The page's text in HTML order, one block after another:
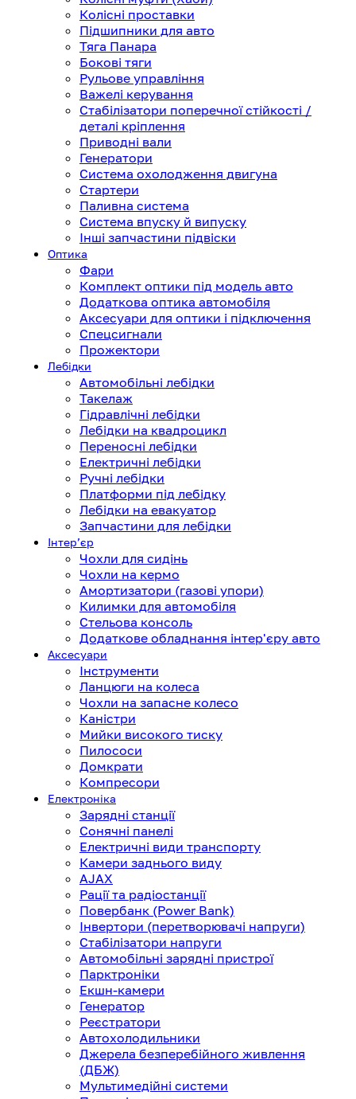
Колісні проставки
Підшипники для авто
Тяга Панара
Бокові тяги
Рульове управління
Важелі керування
Стабілізатори поперечної стійкості /
деталі кріплення
Приводні вали
Генератори
Система охолодження двигуна
Стартери
Паливна система
Система впуску й випуску
Інші запчастини підвіски
Оптика
Фари
Комплект оптики під модель авто
Додаткова оптика автомобіля
Аксесуари для оптики і підключення
Спецсигнали
Прожектори
Лебідки
Автомобільні лебідки
Такелаж
Гідравлічні лебідки
Лебідки на квадроцикл
Переносні лебідки
Електричні лебідки
Ручні лебідки
Платформи під лебідку
Лебідки на евакуатор
Запчастини для лебідки
Інтерʼєр
Чохли для сидінь
Чохли на кермо
Амортизатори (газові упори)
Килимки для автомобіля
Стельова консоль
Додаткове обладнання інтер'єру авто
Аксесуари
Інструменти
Ланцюги на колеса
Чохли на запасне колесо
Каністри
Мийки високого тиску
Пилососи
Домкрати
Компресори
Електроніка
Зарядні станції
Сонячні панелі
Електричні види транспорту
Камери заднього виду
AJAX
Рації та радіостанції
Повербанк (Power Bank)
Інвертори (перетворювачі напруги)
Стабілізатори напруги
Автомобільні зарядні пристрої
Парктроніки
Екшн-камери
Генератор
Реєстратори
Автохолодильники
Джерела безперебійного живлення
(ДБЖ)
Мультимедійні системи